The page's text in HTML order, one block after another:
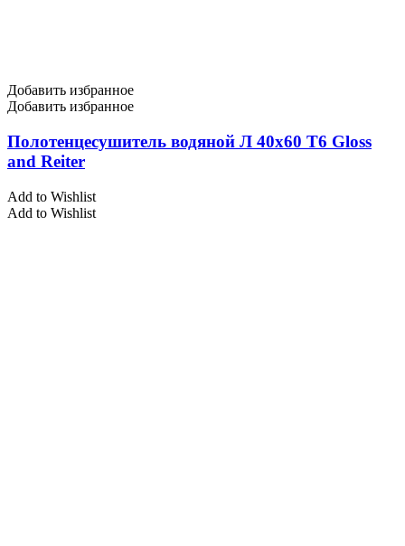
Добавить избранное
Добавить избранное
Полотенцесушитель водяной Л 40х60 Т6 Gloss
and Reiter
Add to Wishlist
Add to Wishlist